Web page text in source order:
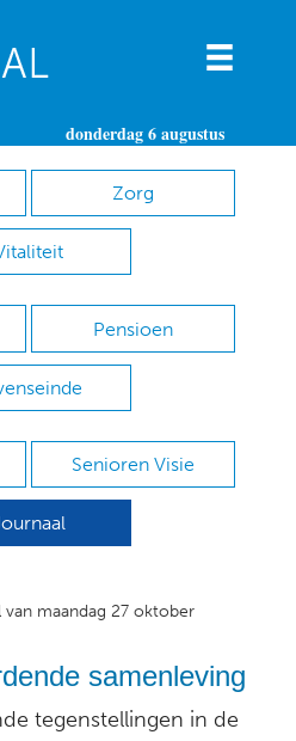
donderdag 6 augustus
Zorg
Pensioen
Senioren Visie
van maandag 27 oktober
samenleving
tegenstellingen in de